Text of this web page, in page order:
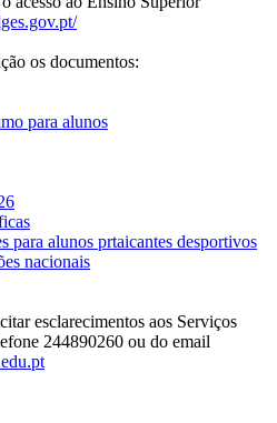
os documentos:
para alunos
para alunos prtaicantes desportivos
nacionais
esclarecimentos aos Serviços
244890260 ou do email